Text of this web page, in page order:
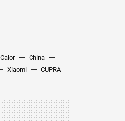
Calor
China
Xiaomi
CUPRA